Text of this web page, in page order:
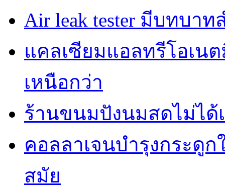
Air leak tester มีบทบ
แคลเซียมแอลทรีโอเ
เหนือกว่า
ร้านขนมปังนมสดไม่ได้
คอลลาเจนบำรุงกระดู
สมัย